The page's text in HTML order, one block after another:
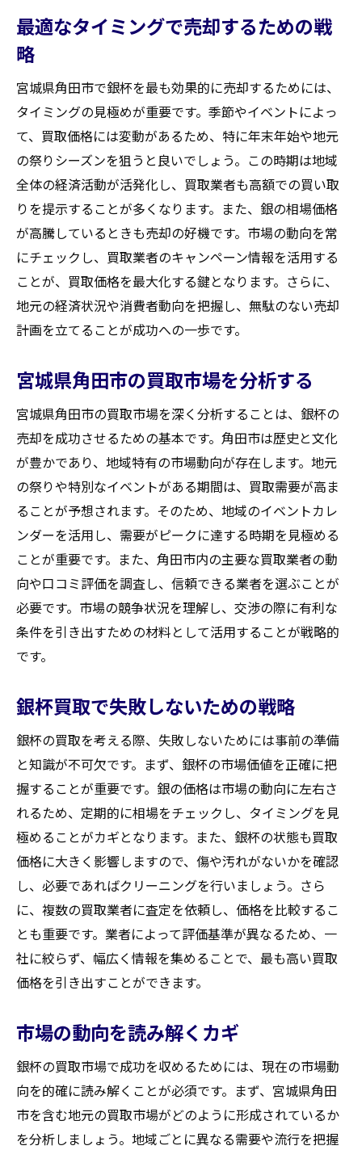
最適なタイミングで売却するための戦
略
宮城県角田市で銀杯を最も効果的に売却するためには、
タイミングの見極めが重要です。季節やイベントによっ
て、買取価格には変動があるため、特に年末年始や地元
の祭りシーズンを狙うと良いでしょう。この時期は地域
全体の経済活動が活発化し、買取業者も高額での買い取
りを提示することが多くなります。また、銀の相場価格
が高騰しているときも売却の好機です。市場の動向を常
にチェックし、買取業者のキャンペーン情報を活用する
ことが、買取価格を最大化する鍵となります。さらに、
地元の経済状況や消費者動向を把握し、無駄のない売却
計画を立てることが成功への一歩です。
宮城県角田市の買取市場を分析する
宮城県角田市の買取市場を深く分析することは、銀杯の
売却を成功させるための基本です。角田市は歴史と文化
が豊かであり、地域特有の市場動向が存在します。地元
の祭りや特別なイベントがある期間は、買取需要が高ま
ることが予想されます。そのため、地域のイベントカレ
ンダーを活用し、需要がピークに達する時期を見極める
ことが重要です。また、角田市内の主要な買取業者の動
向や口コミ評価を調査し、信頼できる業者を選ぶことが
必要です。市場の競争状況を理解し、交渉の際に有利な
条件を引き出すための材料として活用することが戦略的
です。
銀杯買取で失敗しないための戦略
銀杯の買取を考える際、失敗しないためには事前の準備
と知識が不可欠です。まず、銀杯の市場価値を正確に把
握することが重要です。銀の価格は市場の動向に左右さ
れるため、定期的に相場をチェックし、タイミングを見
極めることがカギとなります。また、銀杯の状態も買取
価格に大きく影響しますので、傷や汚れがないかを確認
し、必要であればクリーニングを行いましょう。さら
に、複数の買取業者に査定を依頼し、価格を比較するこ
とも重要です。業者によって評価基準が異なるため、一
社に絞らず、幅広く情報を集めることで、最も高い買取
価格を引き出すことができます。
市場の動向を読み解くカギ
銀杯の買取市場で成功を収めるためには、現在の市場動
向を的確に読み解くことが必須です。まず、宮城県角田
市を含む地元の買取市場がどのように形成されているか
を分析しましょう。地域ごとに異なる需要や流行を把握